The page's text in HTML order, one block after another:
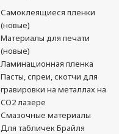
Самоклеящиеся пленки
(новые)
Материалы для печати
(новые)
Ламинационная пленка
Пасты, спреи, скотчи для
гравировки на металлах на
CO2 лазере
Смазочные материалы
Для табличек Брайля